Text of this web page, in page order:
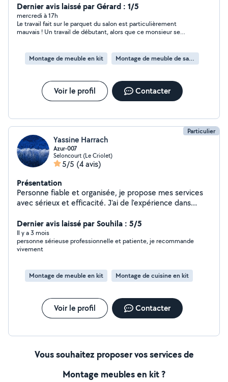
pelouses et les taille de haie
Dernier avis laissé par Gérard : 1/5
mercredi à 17h
Le travail fait sur le parquet du salon est particulièrement
mauvais ! Un travail de débutant, alors que ce monsieur se
durant le travail, et sont bien abimées. Tout est à refaire, en
plus des plintes et bas de fenêtre ! Ce Monsieur auquel nous
ses grossières erreurs, et ne veut pas non plus nous
rembourser au moins une partie des sommes que nous lui
avons données et qui sont perdues pour nous... Lamentable !
Montage de meuble en kit Montage de meuble de salle de bain en kit
Voir le profil Contacter
Particulier
Yassine Harrach
Azur-007
Seloncourt (Le Criolet)
5/5 (4 avis)
Présentation
Personne fiable et organisée, je propose mes services
avec sérieux et efficacité. J'ai de l'expérience dans
travail propre et soigné.
Dernier avis laissé par Souhila : 5/5
Il y a 3 mois
personne sérieuse professionnelle et patiente, je recommande
vivement
Montage de meuble en kit Montage de cuisine en kit
Voir le profil Contacter
Vous souhaitez proposer vos services de
Montage meubles en kit ?